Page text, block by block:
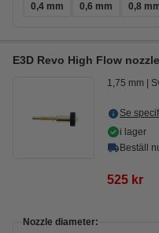
0,4 mm 0,6 mm 0,8
E3D Revo High Flow
1,75 mm
Se
i lager
Beställ
525 kr
Nozzle diameter: